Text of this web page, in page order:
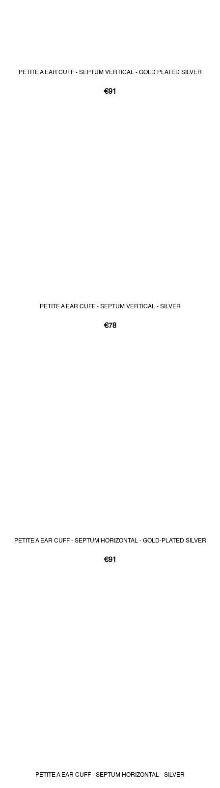
PETITE A EAR CUFF - SEPTUM VERTICAL - GOLD PLATED SILVER
€91
PETITE A EAR CUFF - SEPTUM VERTICAL - SILVER
€78
PETITE A EAR CUFF - SEPTUM HORIZONTAL - GOLD-PLATED SILVER
€91
PETITE A EAR CUFF - SEPTUM HORIZONTAL - SILVER